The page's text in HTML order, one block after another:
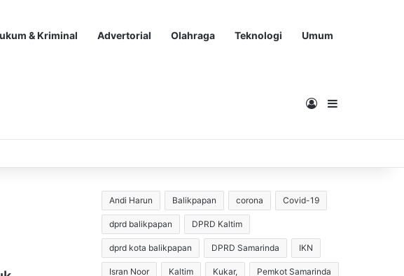
& Kriminal Advertorial Olahraga Teknologi Umum
Masuk
Andi Harun Balikpapan corona Covid-19
dprd balikpapan DPRD Kaltim
dprd kota balikpapan DPRD Samarinda IKN
Isran Noor Kaltim Kukar, Pemkot Samarinda